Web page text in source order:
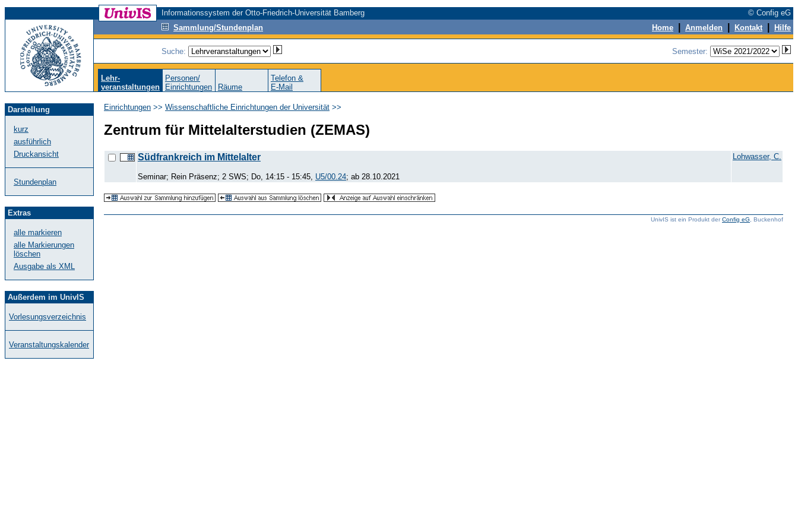
Informationssystem der Otto-Friedrich-Universität Bamberg
© Config eG
Sammlung/Stundenplan
Home Anmelden Kontakt Hilfe
Suche: Semester:
Lehr-
veranstaltungen
Personen/
Einrichtungen
Räume
Telefon &
E-Mail
Darstellung
kurz
ausführlich
Druckansicht
Stundenplan
Extras
alle markieren
alle Markierungen
löschen
Ausgabe als XML
Außerdem im UnivIS
Vorlesungsverzeichnis
Veranstaltungskalender
Einrichtungen >> Wissenschaftliche Einrichtungen der Universität >>
Zentrum für Mittelalterstudien (ZEMAS)
Südfrankreich im Mittelalter
Seminar; Rein Präsenz; 2 SWS; Do, 14:15 - 15:45, U5/00.24; ab 28.10.2021
Lohwasser, C.
UnivIS ist ein Produkt derConfig eG , Buckenhof